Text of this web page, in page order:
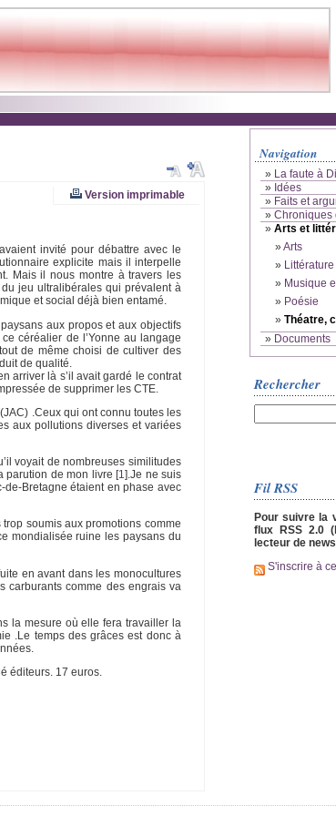
Version imprimable
invité pour débattre avec le
explicite mais il interpelle
Mais il nous montre à travers les
jeu ultralibérales qui prévalent à
et social déjà bien entamé.
aux propos et aux objectifs
céréalier de l’Yonne au langage
de même choisi de cultiver des
de qualité.
arriver là s’il avait gardé le contrat
de supprimer les CTE.
.Ceux qui ont connu toutes les
aux pollutions diverses et variées
voyait de nombreuses similitudes
parution de mon livre [1].Je ne suis
Bretagne étaient en phase avec
soumis aux promotions comme
mondialisée ruine les paysans du
en avant dans les monocultures
carburants comme des engrais va
la mesure où elle fera travailler la
.Le temps des grâces est donc à
éditeurs. 17 euros.
Navigation
» La faute à
» Idées
» Faits et
» Chroniques
» Arts et
»Arts
» Littérature
» Musique
» Poésie
» Théatre,
» Documents
Rechercher
Fil RSS
Pour suivre la
flux RSS 2.0
lecteur de
S'inscrire à ce